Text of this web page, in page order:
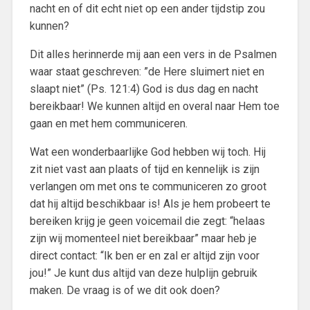
nacht en of dit echt niet op een ander tijdstip zou
kunnen?
Dit alles herinnerde mij aan een vers in de Psalmen
waar staat geschreven: ”de Here sluimert niet en
slaapt niet” (Ps. 121:4) God is dus dag en nacht
bereikbaar! We kunnen altijd en overal naar Hem toe
gaan en met hem communiceren.
Wat een wonderbaarlijke God hebben wij toch. Hij
zit niet vast aan plaats of tijd en kennelijk is zijn
verlangen om met ons te communiceren zo groot
dat hij altijd beschikbaar is! Als je hem probeert te
bereiken krijg je geen voicemail die zegt: “helaas
zijn wij momenteel niet bereikbaar” maar heb je
direct contact: “Ik ben er en zal er altijd zijn voor
jou!” Je kunt dus altijd van deze hulplijn gebruik
maken. De vraag is of we dit ook doen?